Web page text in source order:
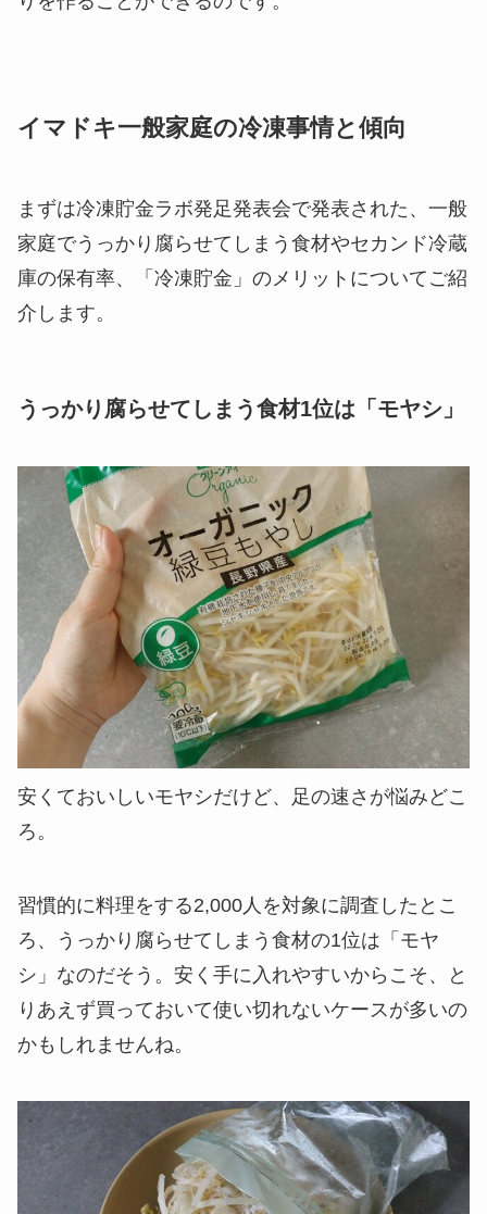
イマドキ一般家庭の冷凍事情と傾向
まずは冷凍貯金ラボ発足発表会で発表された、一般
家庭でうっかり腐らせてしまう食材やセカンド冷蔵
庫の保有率、「冷凍貯金」のメリットについてご紹
介します。
うっかり腐らせてしまう食材1位は「モヤシ」
安くておいしいモヤシだけど、足の速さが悩みどこ
ろ。
習慣的に料理をする2,000人を対象に調査したとこ
ろ、
うっかり腐らせてしまう食材の1位は「モヤ
シ」 なのだそう。安く手に入れやすいからこそ、と
りあえず買っておいて使い切れないケースが多いの
かもしれませんね。